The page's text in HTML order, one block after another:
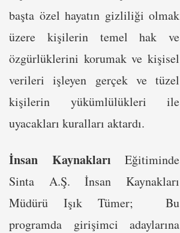
başta özel hayatın gizliliği olmak
üzere kişilerin temel hak ve
özgürlüklerini korumak ve kişisel
verileri işleyen gerçek ve tüzel
kişilerin yükümlülükleri ile
uyacakları kuralları aktardı.
İnsan Kaynakları Eğitiminde
Sinta A.Ş. İnsan Kaynakları
Müdürü Işık Tümer; Bu
programda girişimci adaylarına